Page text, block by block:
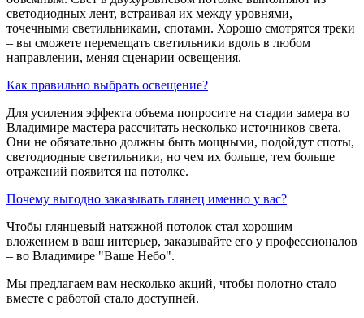
светодиодных лент, встраивая их между уровнями,
точечными светильниками, спотами. Хорошо смотрятся треки
– вы сможете перемещать светильники вдоль в любом
направлении, меняя сценарии освещения.
Как правильно выбрать освещение?
Для усиления эффекта объема попросите на стадии замера во
Владимире мастера рассчитать несколько источников света.
Они не обязательно должны быть мощными, подойдут споты,
светодиодные светильники, но чем их больше, тем больше
отражений появится на потолке.
Почему выгодно заказывать глянец именно у вас?
Чтобы глянцевый натяжной потолок стал хорошим
вложением в ваш интерьер, заказывайте его у профессионалов
– во Владимире "Ваше Небо".
Мы предлагаем вам несколько акций, чтобы полотно стало
вместе с работой стало доступней.